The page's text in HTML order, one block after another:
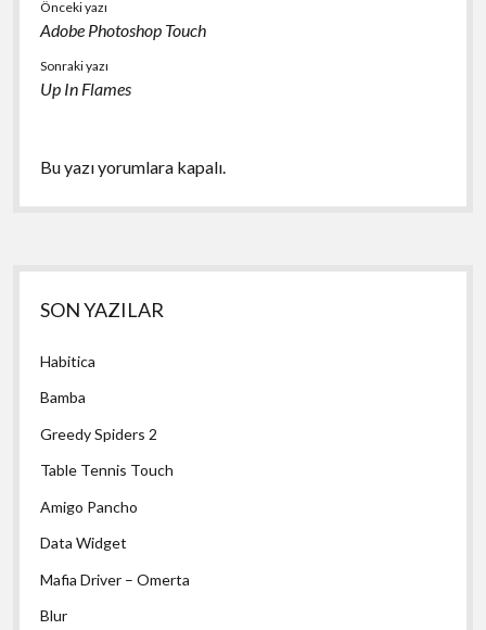
Önceki yazı
Adobe Photoshop Touch
Sonraki yazı
Up In Flames
Bu yazı yorumlara kapalı.
Yan
Menü
SON YAZILAR
Habitica
Bamba
Greedy Spiders 2
Table Tennis Touch
Amigo Pancho
Data Widget
Mafia Driver – Omerta
Blur